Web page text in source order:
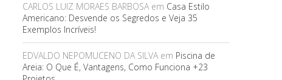
CARLOS LUIZ MORAES BARBOSAem Casa Estilo
Americano: Desvende os Segredos e Veja 35
Exemplos Incríveis!
EDVALDO NEPOMUCENO DA SILVAem Piscina de
Areia: O Que É, Vantagens, Como Funciona +23